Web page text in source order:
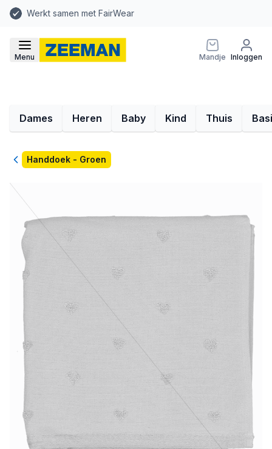
Werkt samen met FairWear
Menu Mandje Inloggen
Dames Heren Baby Kind Thuis
TerugHanddoek - Groen